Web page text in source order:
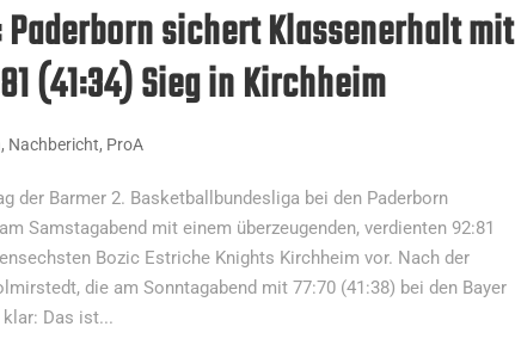
sichert Klassenerhalt mit
(41:34) Sieg in Kirchheim
, Nachbericht, ProA
der Barmer 2. Basketballbundesliga bei den Paderborn
Samstagabend mit einem überzeugenden, verdienten 92:81
Bozic Estriche Knights Kirchheim vor. Nach der
die am Sonntagabend mit 77:70 (41:38) bei den Bayer
klar: Das ist...